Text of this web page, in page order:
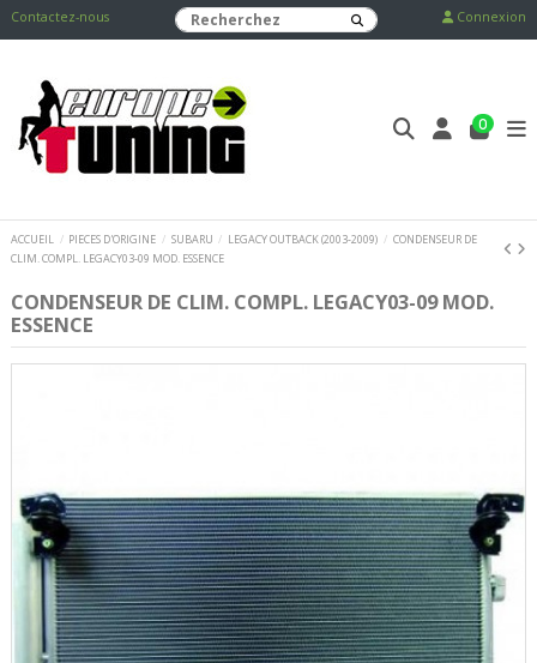
Contactez-nous Connexion
0
ACCUEIL PIECES D'ORIGINE SUBARU LEGACY OUTBACK (2003-2009)
CONDENSEUR DE
CLIM. COMPL. LEGACY03-09 MOD. ESSENCE
CONDENSEUR DE CLIM. COMPL. LEGACY03-09 MOD.
ESSENCE